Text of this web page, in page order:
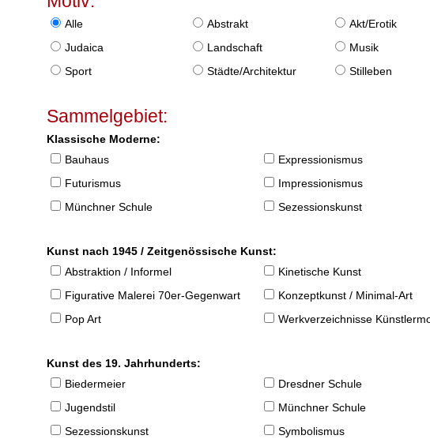
Alle Abstrakt Akt/Erotik
Judaica
Landschaft Musik
Sport
Städte/Architektur Stilleben
Sammelgebiet:
Klassische Moderne:
Bauhaus
Expressionismus
Futurismus
Impressionismus
Münchner Schule
Sezessionskunst
Kunst nach 1945 / Zeitgenössische Kunst:
Abstraktion / Informel
Kinetische Kunst
Figurative Malerei 70er-Gegenwart
Konzeptkunst / Minimal-Art
Pop Art
Werkverzeichnisse
Kunst des 19. Jahrhunderts:
Biedermeier
Dresdner Schule
Jugendstil
Münchner Schule
Sezessionskunst
Symbolismus